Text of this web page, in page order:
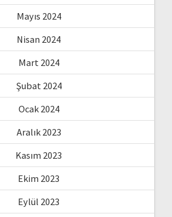
Mayıs 2024
Nisan 2024
Mart 2024
Şubat 2024
Ocak 2024
Aralık 2023
Kasım 2023
Ekim 2023
Eylül 2023